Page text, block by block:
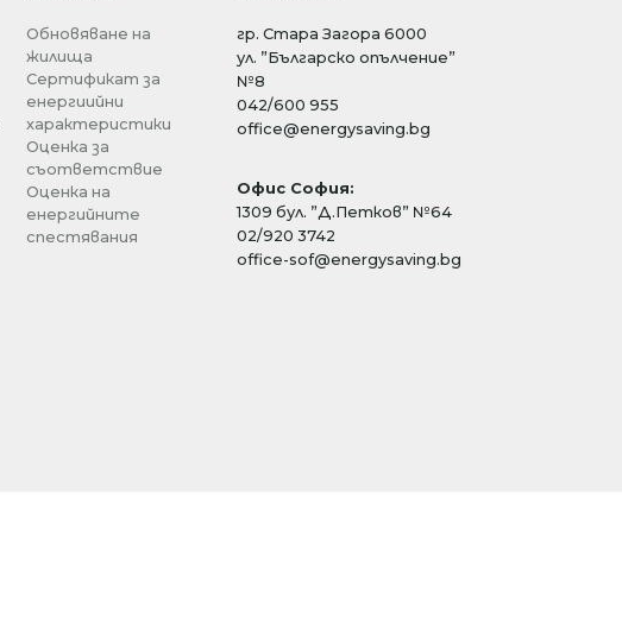
Обновяване на
жилища
Сертификат за
енергиийни
характеристики
Оценка за
съответствие
Оценка на
енергийните
спестявания
гр. Стара Загора 6000
ул. ”Българско опълчение”
№8
042/600 955
office@energysaving.bg
Офис София:
1309 бул. ”Д.Петков” №64
02/920 3742
office-sof@energysaving.bg